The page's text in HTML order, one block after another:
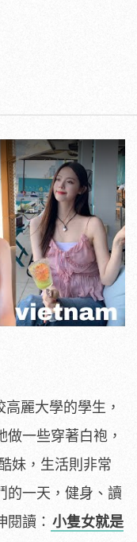
高麗大學的學生，
一些穿著白袍，
妹，生活則非常
的一天，健身、讀
閱讀： 小隻女就是